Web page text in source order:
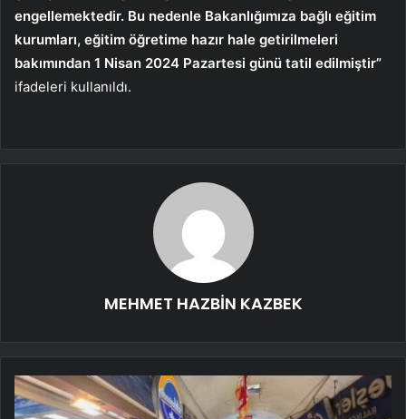
engellemektedir. Bu nedenle Bakanlığımıza bağlı eğitim
kurumları, eğitim öğretime hazır hale getirilmeleri
bakımından 1 Nisan 2024 Pazartesi günü tatil edilmiştir”
ifadeleri kullanıldı.
MEHMET HAZBİN KAZBEK